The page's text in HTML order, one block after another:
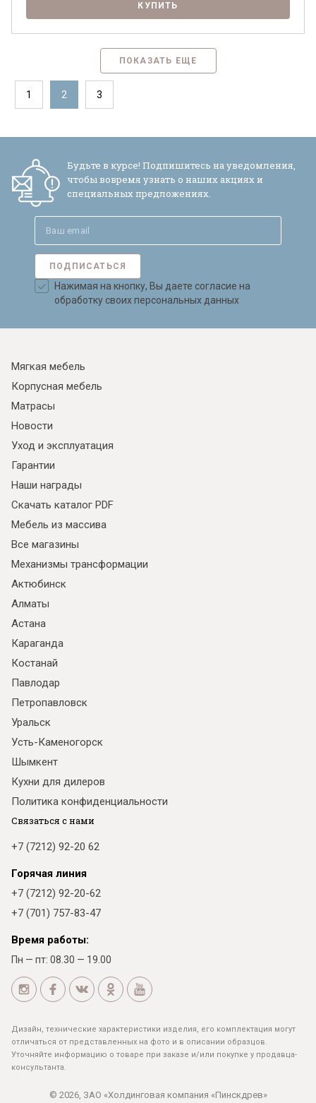
КУПИТЬ
ПОКАЗАТЬ ЕЩЕ
1 2 3
Будьте в курсе! Подпишитесь на уведомления,
чтобы вовремя узнать о наших акциях и
специальных предложениях.
ПОДПИСАТЬСЯ
Нажимая на кнопку, Вы даете согласие на
обработку своих персональных данных
Мягкая мебель
Корпусная мебель
Матрасы
Новости
Уход и эксплуатация
Гарантии
Наши награды
Скачать каталог PDF
Мебель из массива
Все магазины
Механизмы трансформации
Актюбинск
Алматы
Астана
Караганда
Костанай
Павлодар
Петропавловск
Уральск
Усть-Каменогорск
Шымкент
Кухни для дилеров
Политика конфиденциальности
Связаться с нами
+7 (7212) 92-20 62
Горячая линия
+7 (7212) 92-20-62
+7 (701) 757-83-47
Время работы:
Пн — пт: 08.30 — 19.00
Дизайн, технические характеристики изделия, его комплектация могут
отличаться от представленных на фото и в описании образцов.
Уточняйте информацию о товаре при заказе и/или покупке у продавца-
консультанта.
© 2026, ЗАО «Холдинговая компания «Пинскдрев»